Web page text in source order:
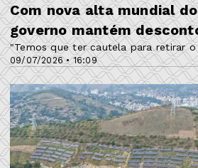
09/07/2026 • 16:09
Com nova alta mundial
governo mantém
"Temos que ter cautela para retirar